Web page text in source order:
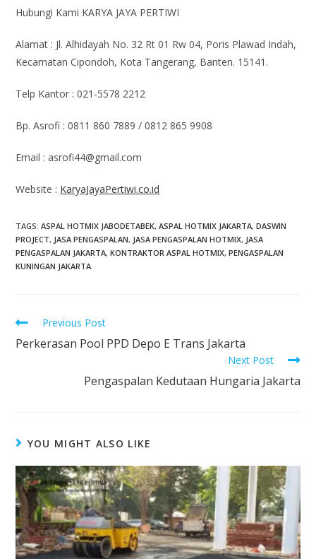
Hubungi Kami KARYA JAYA PERTIWI
Alamat : Jl. Alhidayah No. 32 Rt 01 Rw 04, Poris Plawad Indah,
Kecamatan Cipondoh, Kota Tangerang, Banten. 15141.
Telp Kantor : 021-5578 2212
Bp. Asrofi : 0811 860 7889 / 0812 865 9908
Email : asrofi44@gmail.com
Website : KaryaJayaPertiwi.co.id
TAGS:ASPAL HOTMIX JABODETABEK, ASPAL HOTMIX JAKARTA, DASWIN
PROJECT, JASA PENGASPALAN, JASA PENGASPALAN HOTMIX, JASA
PENGASPALAN JAKARTA, KONTRAKTOR ASPAL HOTMIX, PENGASPALAN
KUNINGAN JAKARTA
Previous Post
Perkerasan Pool PPD Depo E Trans Jakarta
Next Post
Pengaspalan Kedutaan Hungaria Jakarta
YOU MIGHT ALSO LIKE